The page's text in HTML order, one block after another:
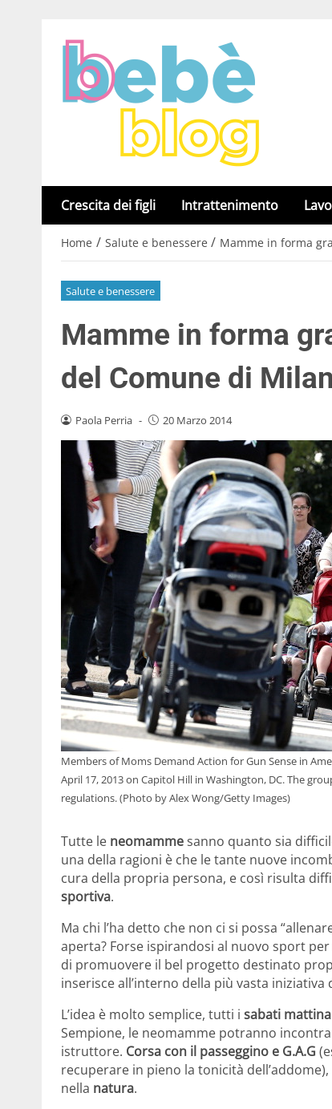
Crescita dei figli Intrattenimento
Home / Salute e benessere / Mamme in forma
Salute e benessere
Mamme in forma
del Comune di
Paola Perria - 20 Marzo 2014
Members of Moms Demand Action for Gun Sense in
April 17, 2013 on Capitol Hill in Washington, DC. The
regulations. (Photo by Alex Wong/Getty Images)
Tutte le neomammesanno quanto sia
una della ragioni è che le tante nuove
cura della propria persona, e così risulta
sportiva.
Ma chi l’ha detto che non ci si possa
aperta? Forse ispirandosi al nuovo sport
di promuovere il bel progetto destinato
inserisce all’interno della più vasta iniziativa
L’idea è molto semplice, tutti i sabati
Sempione, le neomamme potranno
istruttore. Corsa con il passeggino e G.A.G
recuperare in pieno la tonicità
nella natura.